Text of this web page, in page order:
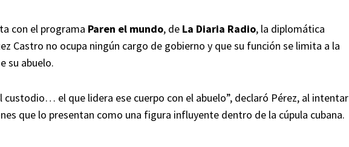
con el programa Paren el mundo, de La Diaria Radio, la diplomática
Castro no ocupa ningún cargo de gobierno y que su función se limita a la
su abuelo.
custodio… el que lidera ese cuerpo con el abuelo”, declaró Pérez, al intentar
que lo presentan como una figura influyente dentro de la cúpula cubana.